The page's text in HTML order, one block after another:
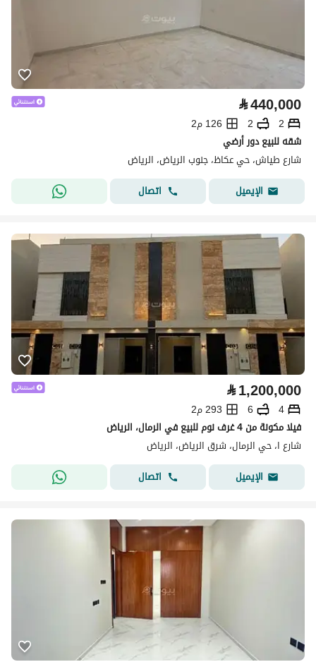
⃁440,000
2
2
126 م2
شقه للبيع دور أرضي
شارع طياش، حي عكاظ، جنوب الرياض، الرياض
الإيميل
اتصال
⃁1,200,000
4
6
293 م2
فيلا مكونة من 4 غرف نوم للبيع في الرمال، الرياض
شارع ا، حي الرمال، شرق الرياض، الرياض
الإيميل
اتصال